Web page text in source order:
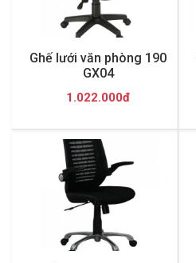
Ghế lưới văn phòng 190
GX04
1.022.000đ